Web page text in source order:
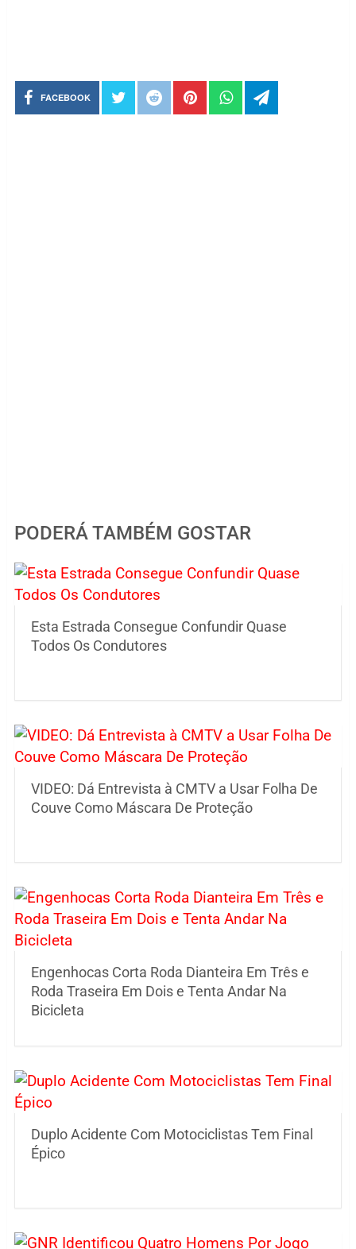
FACEBOOK
PODERÁ TAMBÉM GOSTAR
Esta Estrada Consegue Confundir Quase
Todos Os Condutores
VIDEO: Dá Entrevista à CMTV a Usar Folha De
Couve Como Máscara De Proteção
Engenhocas Corta Roda Dianteira Em Três e
Roda Traseira Em Dois e Tenta Andar Na
Bicicleta
Duplo Acidente Com Motociclistas Tem Final
Épico